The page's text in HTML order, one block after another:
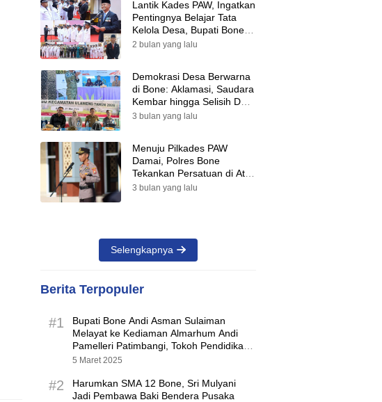
Lantik Kades PAW, Ingatkan
Pentingnya Belajar Tata
Kelola Desa, Bupati Bone:
Tak Ada Lagi Kubu,
2 bulan yang lalu
Demokrasi Desa Berwarna
di Bone: Aklamasi, Saudara
Kembar hingga Selisih Dua
Suara Warnai Pilkades PAW
3 bulan yang lalu
Menuju Pilkades PAW
Damai, Polres Bone
Tekankan Persatuan di Atas
Perbedaan Pilihan
3 bulan yang lalu
Selengkapnya
Berita Terpopuler
#1
Bupati Bone Andi Asman Sulaiman
Melayat ke Kediaman Almarhum Andi
Pamelleri Patimbangi, Tokoh Pendidikan
Kabupaten Bone
5 Maret 2025
#2
Harumkan SMA 12 Bone, Sri Mulyani
Jadi Pembawa Baki Bendera Pusaka